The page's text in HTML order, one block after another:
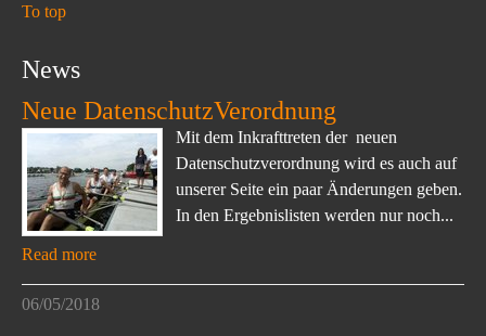
To top
News
Neue DatenschutzVerordnung
Mit dem Inkrafttreten der neuen
Datenschutzverordnung wird es auch auf
unserer Seite ein paar Änderungen geben.
In den Ergebnislisten werden nur noch...
Read more
06/05/2018